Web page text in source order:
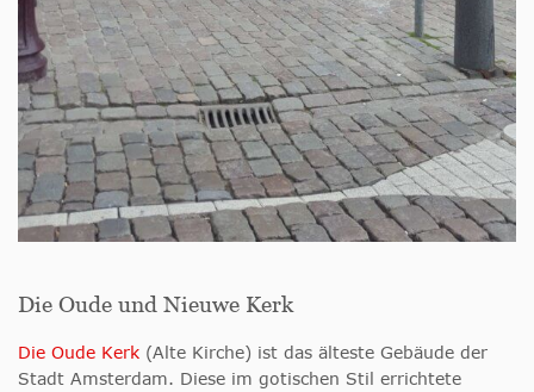
Die Oude und Nieuwe Kerk
Die Oude Kerk (Alte Kirche) ist das älteste Gebäude der
Stadt Amsterdam. Diese im gotischen Stil errichtete